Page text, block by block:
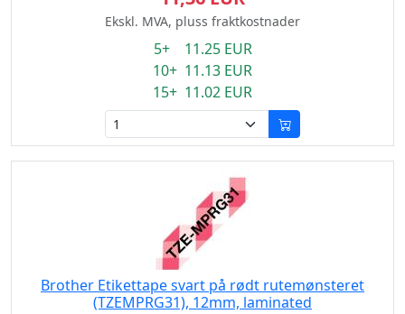
Ekskl. MVA, pluss fraktkostnader
5+ 11.25 EUR
10+ 11.13 EUR
15+ 11.02 EUR
Brother Etikettape svart på rødt rutemønsteret
(TZEMPRG31), 12mm, laminated